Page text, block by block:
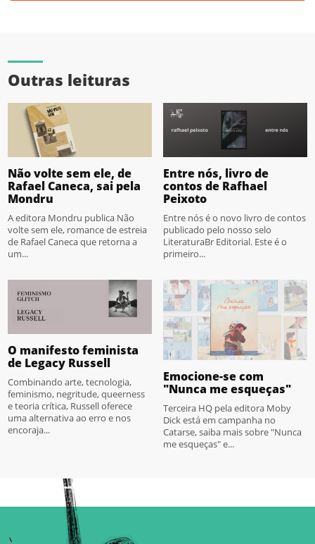
Outras leituras
Não volte sem ele, de
Rafael Caneca, sai pela
Mondru
A editora Mondru publica Não
volte sem ele, romance de estreia
de Rafael Caneca que retorna a
um...
Entre nós, livro de
contos de Rafhael
Peixoto
Entre nós é o novo livro de contos
publicado pelo nosso selo
LiteraturaBr Editorial. Este é o
primeiro...
O manifesto feminista
de Legacy Russell
Combinando arte, tecnologia,
feminismo, negritude, queerness
e teoria crítica, Russell oferece
uma alternativa ao erro e nos
encoraja...
Emocione-se com
"Nunca me esqueças"
Terceira HQ pela editora Moby
Dick está em campanha no
Catarse, saiba mais sobre "Nunca
me esqueças" e...